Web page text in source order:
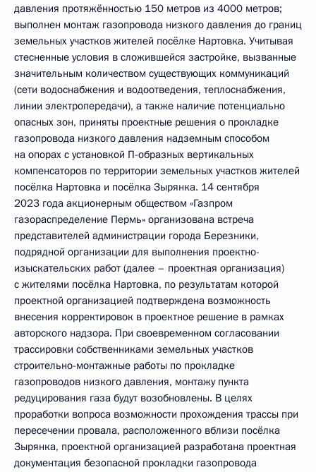
давления протяжённостью 150 метров из 4000 метров;
выполнен монтаж газопровода низкого давления до границ
земельных участков жителей посёлке Нартовка. Учитывая
стесненные условия в сложившейся застройке, вызванные
значительным количеством существующих коммуникаций
(сети водоснабжения и водоотведения, теплоснабжения,
линии электропередачи), а также наличие потенциально
опасных зон, приняты проектные решения о прокладке
газопровода низкого давления надземным способом
на опорах с установкой П-образных вертикальных
компенсаторов по территории земельных участков жителей
посёлка Нартовка и посёлка Зырянка. 14 сентября
2023 года акционерным обществом «Газпром
газораспределение Пермь» организована встреча
представителей администрации города Березники,
подрядной организации для выполнения проектно-
изыскательских работ (далее – проектная организация)
с жителями посёлка Нартовка, по результатам которой
проектной организацией подтверждена возможность
внесения корректировок в проектное решение в рамках
авторского надзора. При своевременном согласовании
трассировки собственниками земельных участков
строительно-монтажные работы по прокладке
газопроводов низкого давления, монтажу пункта
редуцирования газа будут возобновлены. В целях
проработки вопроса возможности прохождения трассы при
пересечении провала, расположенного вблизи посёлка
Зырянка, проектной организацией разработана проектная
документация безопасной прокладки газопровода